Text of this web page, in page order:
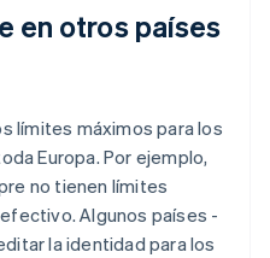
en otros países
límites máximos para los
Europa. Por ejemplo,
no tienen límites
Algunos países -
la identidad para los